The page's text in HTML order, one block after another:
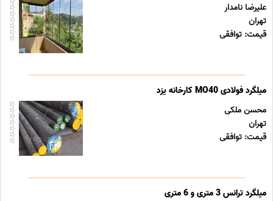
علیرضا نامدار
تهران
قیمت: توافقی
میلگرد فولادی MO40 کارخانه یزد
محسن ملکی
تهران
قیمت: توافقی
میلگرد ترانس 3 متری و 6 متری